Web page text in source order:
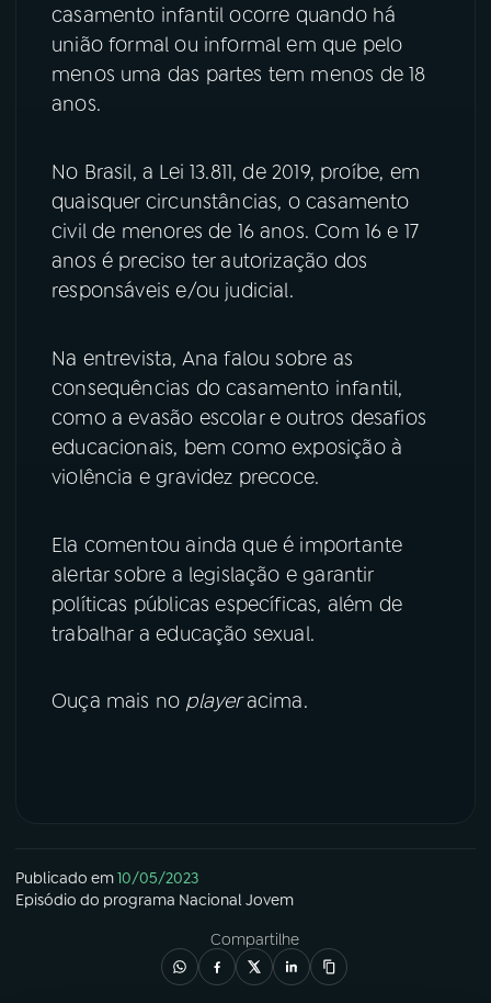
07ÚLTIMAS
ACOMPANHE A RÁDIO NACIONAL
YouTube
Instagram X
TikTok
casamento infantil ocorre quando há
união formal ou informal em que pelo
menos uma das partes tem menos de 18
anos.
No Brasil, a Lei 13.811, de 2019, proíbe, em
quaisquer circunstâncias, o casamento
civil de menores de 16 anos. Com 16 e 17
anos é preciso ter autorização dos
responsáveis e/ou judicial.
Na entrevista, Ana falou sobre as
consequências do casamento infantil,
como a evasão escolar e outros desafios
educacionais, bem como exposição à
violência e gravidez precoce.
Ela comentou ainda que é importante
alertar sobre a legislação e garantir
políticas públicas específicas, além de
trabalhar a educação sexual.
Ouça mais no playeracima.
Publicado em10/05/2023
Episódio do programa Nacional Jovem
Compartilhe